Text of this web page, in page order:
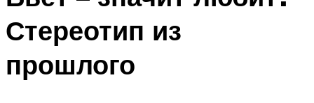
Стереотип из
прошлого